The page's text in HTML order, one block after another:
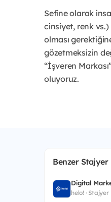
Sefine olarak
cinsiyet, renk
olması
gözetmeksizin
“İşveren
oluyoruz.
Benzer Stajyer
Digital
helo! · Stajyer